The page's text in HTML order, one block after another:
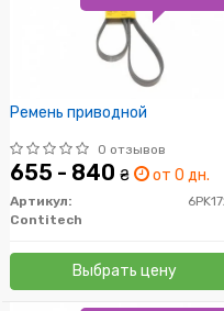
Ремень приводной
0 отзывов
655 - 840 ₴ от 0 дн.
Артикул:
Contitech
Выбрать цену